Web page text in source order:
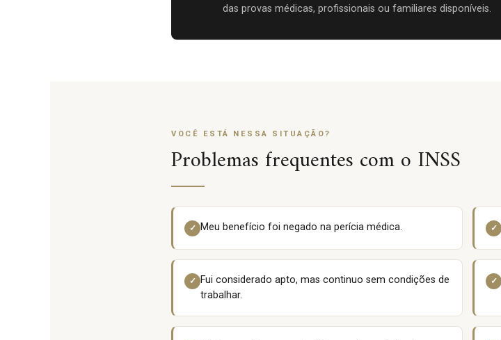
das provas médicas, profissionais ou familiares disponíveis.
VOCÊ ESTÁ NESSA SITUAÇÃO?
Problemas frequentes com o INSS
✓ Meu benefício foi negado na perícia médica. ✓
✓
Fui considerado apto, mas continuo sem condições de
trabalhar.
✓